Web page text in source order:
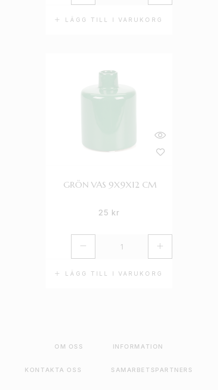
LÄGG TILL I VARUKORG
LÄGG TILL I VARUKORG
GRÖN VAS 9X9X12 CM
25 kr
OM OSS INFORMATION
KONTAKTA OSS SAMARBETSPARTNERS